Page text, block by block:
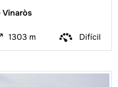
Vinaròs
1303 m Difícil